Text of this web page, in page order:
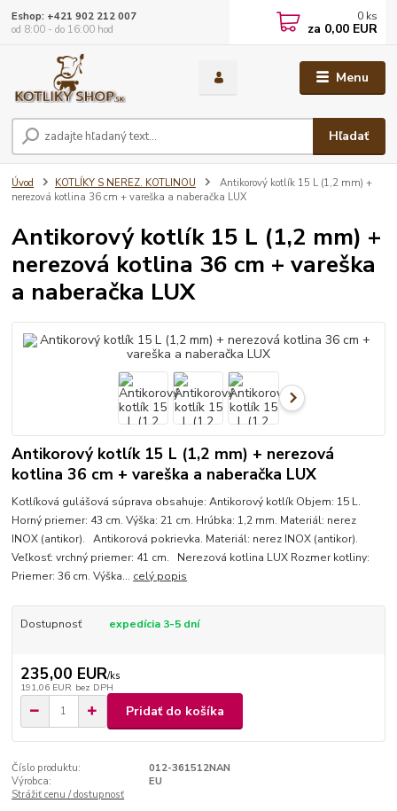
Menu
Hľadať
Eshop: +421 902 212 007
od 8:00 - do 16:00 hod
0 ks
za 0,00 EUR
Úvod KOTLÍKY S NEREZ. KOTLINOU
Antikorový kotlík 15 L (1,2 mm) +
nerezová kotlina 36 cm + vareška a naberačka LUX
Antikorový kotlík 15 L (1,2 mm) +
nerezová kotlina 36 cm + vareška
a naberačka LUX
Antikorový kotlík 15 L (1,2 mm) + nerezová
kotlina 36 cm + vareška a naberačka LUX
Kotlíková gulášová súprava obsahuje: Antikorový kotlík Objem: 15 L.
Horný priemer: 43 cm. Výška: 21 cm. Hrúbka: 1,2 mm. Materiál: nerez
INOX (antikor). Antikorová pokrievka. Materiál: nerez INOX (antikor).
Veľkosť: vrchný priemer: 41 cm. Nerezová kotlina LUX Rozmer kotliny:
Priemer: 36 cm. Výška... celý popis
Dostupnosť expedícia 3-5 dní
235,00 EUR/ks
191,06 EUR bez DPH
Pridať do košíka
Číslo produktu:
012-361512NAN
Výrobca:
EU
Strážiť cenu / dostupnosť